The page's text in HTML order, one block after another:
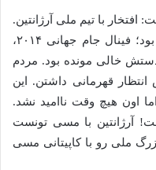
با تیم ملی آرژانتین.
اون بارها تا یک قدمی قهرمانی رفته بود؛ فینال جام جهانی ۲۰۱۴،
دستش خالی مونده بود. مردم
قهرمانی داشتن. این
اون هیچ وقت ناامید نشد.
شکست! آرژانتین با مسی تونست
ملی رو با کاپیتانی مسی